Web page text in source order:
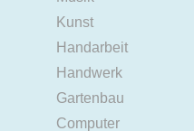
Kunst
Handarbeit
Handwerk
Gartenbau
Computer